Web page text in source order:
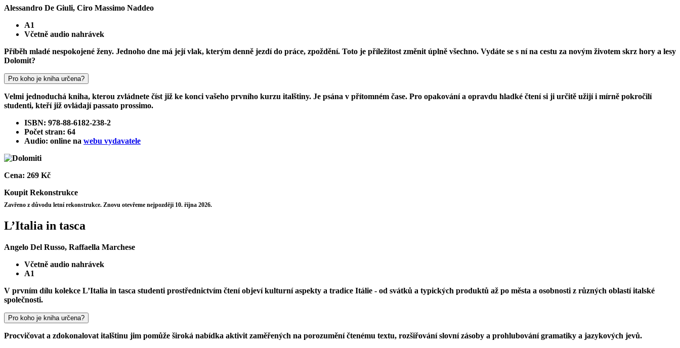
Alessandro De Giuli, Ciro Massimo Naddeo
A1
Včetně audio nahrávek
Příběh mladé nespokojené ženy. Jednoho dne má její vlak, kterým denně jezdí do práce, zpoždění. Toto je příležitost změnit úplně všechno. Vydáte se s ní na cestu za novým životem skrz hory a lesy
Dolomit?
Pro koho je kniha určena?
Velmi jednoduchá kniha, kterou zvládnete číst již ke konci vašeho prvního kurzu italštiny. Je psána v přítomném čase. Pro opakování a opravdu hladké čtení si ji určitě užijí i mírně pokročilí
studenti, kteří již ovládají passato prossimo.
ISBN: 978-88-6182-238-2
Počet stran: 64
Audio: online na webu vydavatele
Cena: 269 Kč
Koupit Rekonstrukce
Zavřeno z důvodu letní rekonstrukce. Znovu otevřeme nejpozději 10. října 2026.
L’Italia in tasca
Angelo Del Russo, Raffaella Marchese
Včetně audio nahrávek
A1
V prvním dílu kolekce L’Italia in tasca studenti prostřednictvím čtení objeví kulturní aspekty a tradice Itálie - od svátků a typických produktů až po města a osobnosti z různých oblastí italské
společnosti.
Pro koho je kniha určena?
Procvičovat a zdokonalovat italštinu jim pomůže široká nabídka aktivit zaměřených na porozumění čtenému textu, rozšiřování slovní zásoby a prohlubování gramatiky a jazykových jevů.